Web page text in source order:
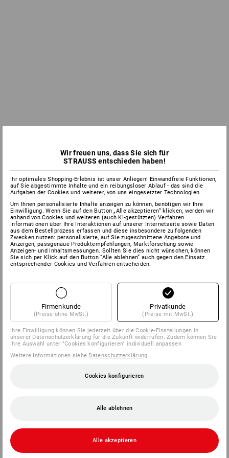
Wir freuen uns, dass Sie sich für
STRAUSS entschieden haben!
Ihr optimales Shopping-Erlebnis ist unser Anliegen! Einwandfreie Funktionen,
auf Sie abgestimmte Inhalte und ein reibungsloser Ablauf - das sind die
Aufgaben der Cookies und weiterer, von uns eingesetzter Technologien.
Um Ihnen personalisierte Inhalte anzeigen zu können, benötigen wir Ihre
Einwilligung. Wenn Sie auf den Button „Alle akzeptieren“ klicken, werden wir
anhand von Cookies und weiteren (auch KI-gestützten) Verfahren
Informationen über Ihre Interaktionen auf unserer Internetseite sowie Daten
aus dem Bestellprozess erfassen und diese insbesondere zu folgenden
Zwecken nutzen: personalisierte, auf Sie zugeschnittene Angebote und
Anzeigen, passgenaue Produktempfehlungen, Marktforschung sowie
Anzeigen- und Inhaltsmessungen. Sollten Sie dies nicht wünschen, können
Sie sich per Klick auf den Button “Alle ablehnen” auch gegen den Einsatz
entsprechender Cookies und Verfahren entscheiden.
Firmenkunde
(Preise ohne MwSt.)
Privatkunde
(Preise mit MwSt.)
Ihre Einwilligung können Sie jederzeit über dieCookie-Einstellungen in
unserer Datenschutzerklärung für die Zukunft widerrufen. Zudem können Sie
Ihre Auswahl unter "Cookies konfigurieren" individuell anpassen
Weitere Informationen siehe Datenschutzerklärung.
Cookies konfigurieren
Alle ablehnen
Alle akzeptieren